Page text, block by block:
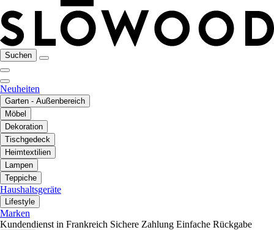
Suchen
Neuheiten
Garten - Außenbereich
Möbel
Dekoration
Tischgedeck
Heimtextilien
Lampen
Teppiche
Haushaltsgeräte
Lifestyle
Marken
Kundendienst in Frankreich Sichere Zahlung Einfache Rückgabe